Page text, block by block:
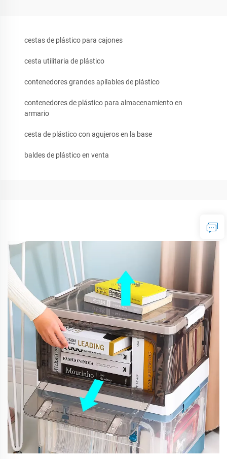
cestas de plástico para cajones
cesta utilitaria de plástico
contenedores grandes apilables de plástico
contenedores de plástico para almacenamiento en
armario
cesta de plástico con agujeros en la base
baldes de plástico en venta